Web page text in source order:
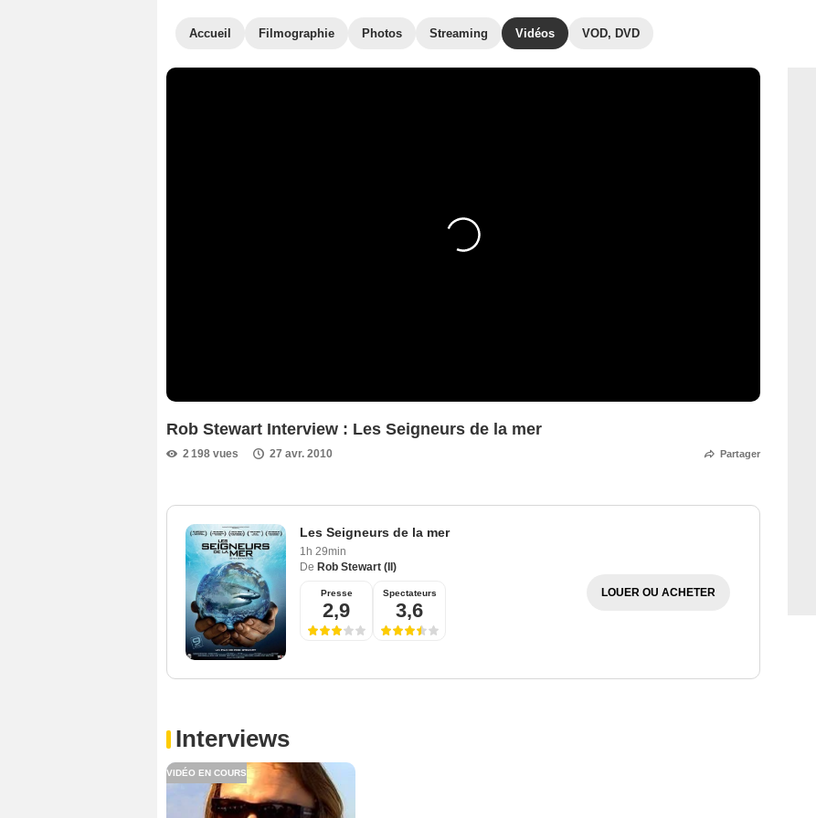
Accueil Filmographie Photos Streaming Vidéos VOD, DVD
Rob Stewart Interview : Les Seigneurs de la mer
2 198 vues 27 avr. 2010 Partager
Les Seigneurs de la mer
1h 29min
De Rob Stewart (II)
Presse
2,9
Spectateurs
3,6
LOUER OU ACHETER
Interviews
VIDÉO EN COURS